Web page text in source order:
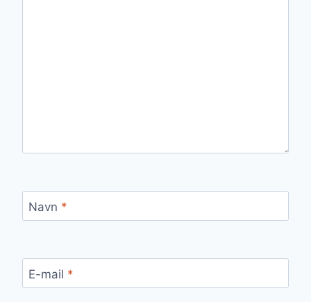
Navn *
E-mail *